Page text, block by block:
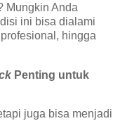
Mungkin Anda
ini bisa dialami
hingga
Penting untuk
juga bisa menjadi